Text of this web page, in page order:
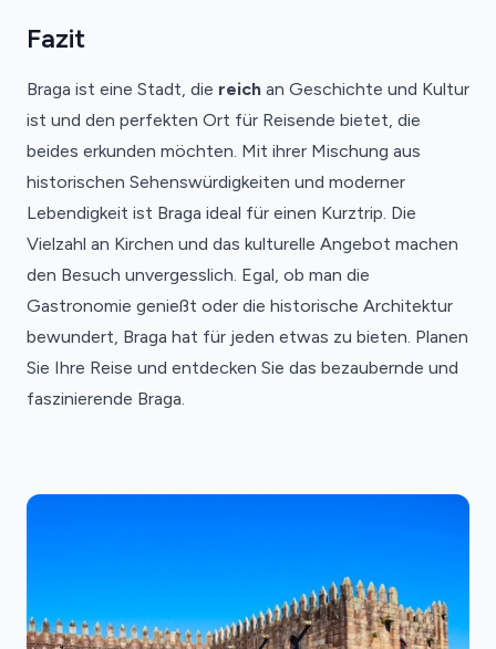
Fazit
Braga ist eine Stadt, die reich an Geschichte und Kultur
ist und den perfekten Ort für Reisende bietet, die
beides erkunden möchten. Mit ihrer Mischung aus
historischen Sehenswürdigkeiten und moderner
Lebendigkeit ist Braga ideal für einen Kurztrip. Die
Vielzahl an Kirchen und das kulturelle Angebot machen
den Besuch unvergesslich. Egal, ob man die
Gastronomie genießt oder die historische Architektur
bewundert, Braga hat für jeden etwas zu bieten. Planen
Sie Ihre Reise und entdecken Sie das bezaubernde und
faszinierende Braga.